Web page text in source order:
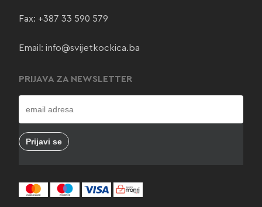
Fax: +387 33 590 579
Email: info@svijetkockica.ba
PRIJAVA ZA NEWSLETTER